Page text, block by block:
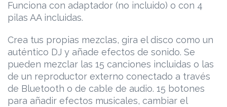
Funciona con adaptador (no incluido) o con 4
pilas AA incluidas.
Crea tus propias mezclas, gira el disco como un
auténtico DJ y añade efectos de sonido. Se
pueden mezclar las 15 canciones incluidas o las
de un reproductor externo conectado a través
de Bluetooth o de cable de audio. 15 botones
para añadir efectos musicales, cambiar el